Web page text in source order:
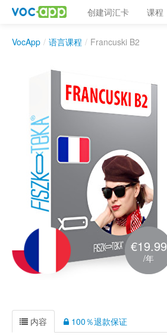
创建词汇卡 课程
VocApp / 语言课程 / Francuski B2
€19.99
/年
内容 100％退款保证